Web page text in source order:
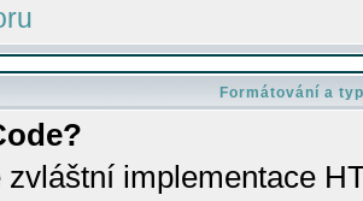
Formátování a
zvláštní implementace